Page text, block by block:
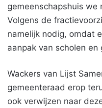
gemeenschapshuis we
Volgens de
namelijk nodig, omdat
aanpak van scholen en
Wackers van Lijst
gemeenteraad erop
ook verwijzen naar